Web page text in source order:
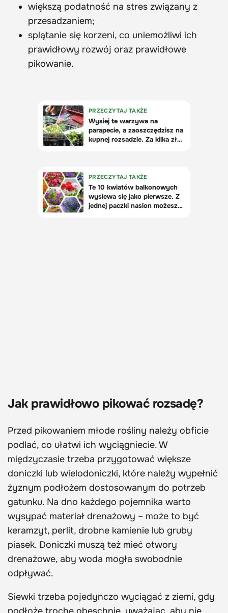
większą podatność na stres związany z
przesadzaniem;
splątanie się korzeni, co uniemożliwi ich
prawidłowy rozwój oraz prawidłowe
pikowanie.
Jak prawidłowo pikować rozsadę?
Przed pikowaniem młode rośliny należy obficie
podlać, co ułatwi ich wyciągniecie. W
międzyczasie trzeba przygotować większe
doniczki lub wielodoniczki, które należy wypełnić
żyznym podłożem dostosowanym do potrzeb
gatunku. Na dno każdego pojemnika warto
wysypać materiał drenażowy – może to być
keramzyt, perlit, drobne kamienie lub gruby
piasek. Doniczki muszą też mieć otwory
drenażowe, aby woda mogła swobodnie
odpływać.
Siewki trzeba pojedynczo wyciągać z ziemi, gdy